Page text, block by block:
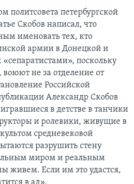
политсовета петербургской
Скобов написал, что
именовать тех, кто
армии в Донецкой и
«сепаратистами», поскольку
не за отделение от
Российской
Александр Скобов
в детстве в танчики
и ролевики, живущие в
средневековой
разрушить стену
миром и реальным
живем. Если им это удастся,